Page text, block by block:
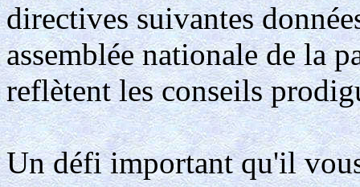
directives suivantes
assemblée nationale de la
reflètent les conseils
Un défi important qu'il